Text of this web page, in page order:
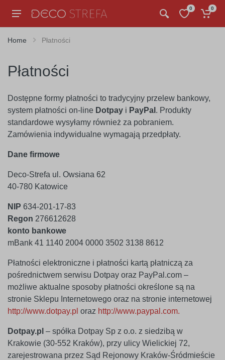
0 0
Home Płatności
Płatności
Dostępne formy płatności to tradycyjny przelew bankowy,
system płatności on-line Dotpay i PayPal . Produkty
standardowe wysyłamy również za pobraniem.
Zamówienia indywidualne wymagają przedpłaty.
Dane firmowe
Deco-Strefa ul. Owsiana 62
40-780 Katowice
NIP 634-201-17-83
Regon 276612628
konto bankowe
mBank 41 1140 2004 0000 3502 3138 8612
Płatności elektroniczne i płatności kartą płatniczą za
pośrednictwem serwisu Dotpay oraz PayPal.com –
możliwe aktualne sposoby płatności określone są na
stronie Sklepu Internetowego oraz na stronie internetowej
http://www.dotpay.pl oraz http://www.paypal.com.
Dotpay.pl – spółka Dotpay Sp z o.o. z siedzibą w
Krakowie (30-552 Kraków), przy ulicy Wielickiej 72,
zarejestrowana przez Sąd Rejonowy Kraków-Śródmieście